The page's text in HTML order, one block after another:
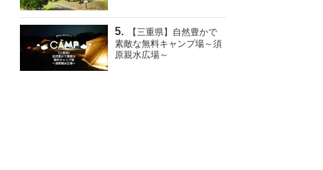
【三重県】自然豊かで
素敵な無料キャンプ場～須
原親水広場～